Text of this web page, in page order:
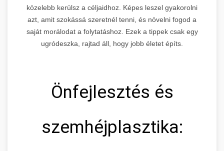
közelebb kerülsz a céljaidhoz. Képes leszel gyakorolni
azt, amit szokássá szeretnél tenni, és növelni fogod a
saját morálodat a folytatáshoz. Ezek a tippek csak egy
ugródeszka, rajtad áll, hogy jobb életet építs.
Önfejlesztés és
szemhéjplasztika: